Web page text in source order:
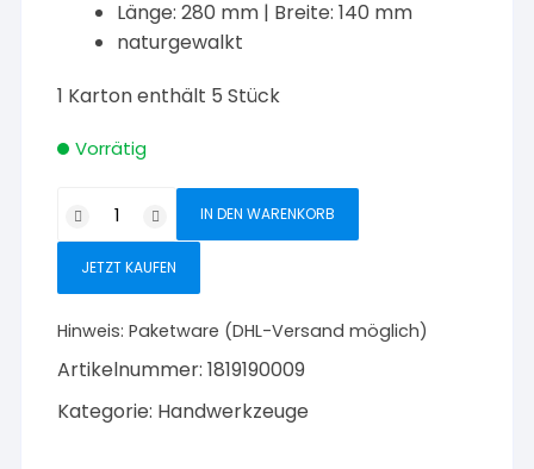
Länge: 280 mm | Breite: 140 mm
naturgewalkt
1 Karton enthält 5 Stück
Vorrätig
Filzbelag
mm
10
mm
Menge
IN DEN WARENKORB
JETZT KAUFEN
Hinweis:Paketware (DHL-Versand möglich)
Artikelnummer:1819190009
Kategorie: Handwerkzeuge